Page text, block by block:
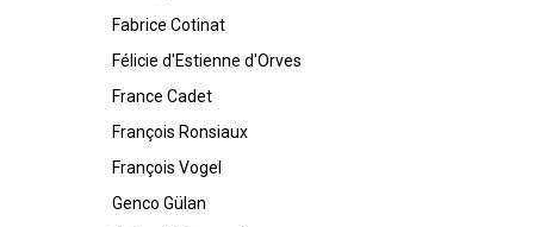
Fabrice Cotinat
Félicie d'Estienne d'Orves
France Cadet
François Ronsiaux
François Vogel
Genco Gülan